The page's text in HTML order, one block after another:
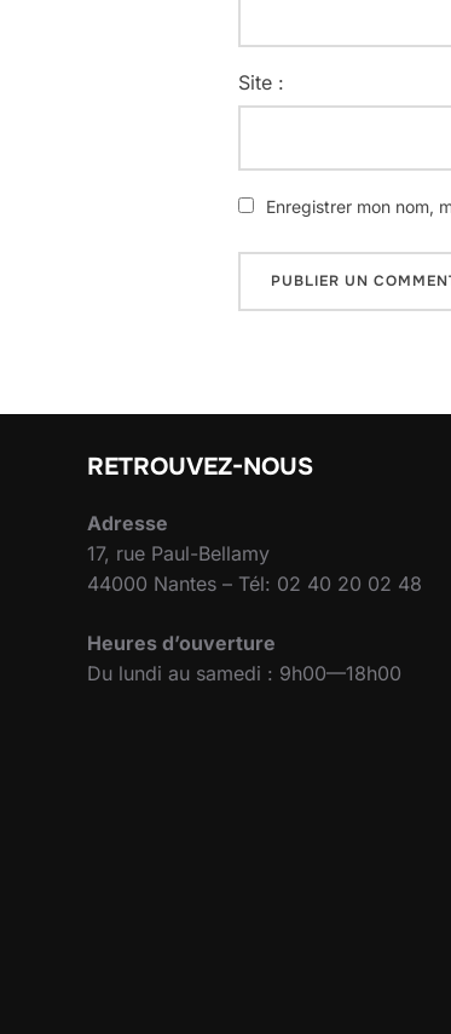
Site :
Enregistrer mon nom,
RETROUVEZ-NOUS
Adresse
17, rue Paul-Bellamy
44000 Nantes – Tél: 02 40 20 02 48
Heures d’ouverture
Du lundi au samedi : 9h00—18h00